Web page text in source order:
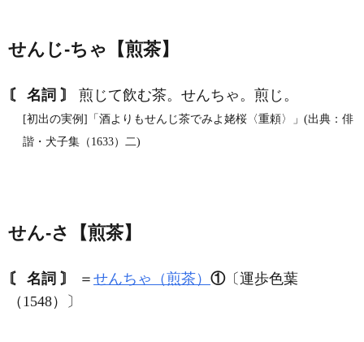
せんじ‐ちゃ【煎茶】
〘 名詞 〙 煎じて飲む茶。せんちゃ。煎じ。
[初出の実例]「酒よりもせんじ茶でみよ姥桜〈重頼〉」(出典：俳
諧・犬子集（1633）二)
せん‐さ【煎茶】
〘 名詞 〙 ＝ せんちゃ（煎茶） ①〔運歩色葉
（1548）〕